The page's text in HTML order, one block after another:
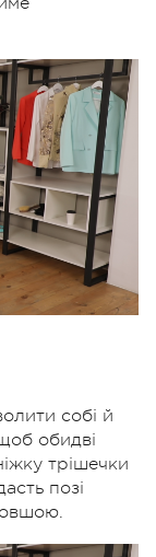
собі й
обидві
трішечки
позі